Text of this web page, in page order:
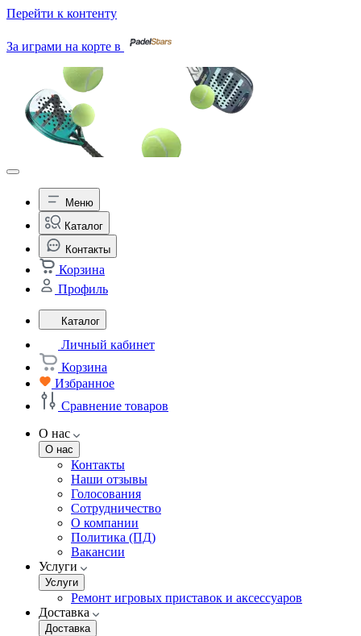
Перейти к контенту
За играми на корте в
Меню
Каталог
Контакты
Корзина
Профиль
Каталог
Личный кабинет
Корзина
Избранное
Сравнение товаров
О нас
О нас
Контакты
Наши отзывы
Голосования
Сотрудничество
О компании
Политика (ПД)
Вакансии
Услуги
Услуги
Ремонт игровых приставок и аксессуаров
Доставка
Доставка